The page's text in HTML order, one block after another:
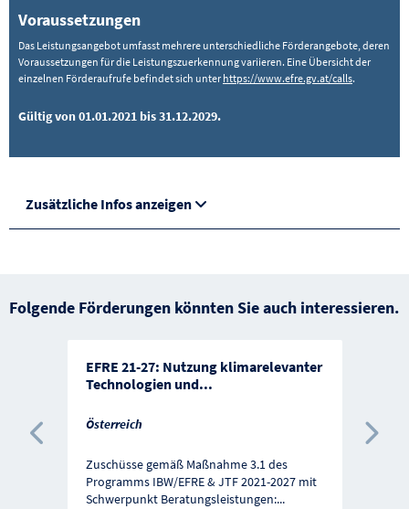
Voraussetzungen
Das Leistungsangebot umfasst mehrere unterschiedliche Förderangebote, deren
Voraussetzungen für die Leistungszuerkennung variieren. Eine Übersicht der
einzelnen Förderaufrufe befindet sich unter https://www.efre.gv.at/calls.
Gültig von 01.01.2021 bis 31.12.2029.
Zusätzliche Infos anzeigen
Folgende Förderungen könnten Sie auch interessieren.
EFRE 21-27: Nutzung klimarelevanter
Technologien und...
Österreich
Zuschüsse gemäß Maßnahme 3.1 des
Programms IBW/EFRE & JTF 2021-2027 mit
Schwerpunkt Beratungsleistungen:...
Vorherige Förderung